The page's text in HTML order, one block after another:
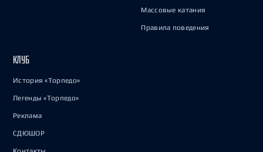
Массовые катания
Правила поведения
КЛУБ
История «Торпедо»
Легенды «Торпедо»
Реклама
СДЮШОР